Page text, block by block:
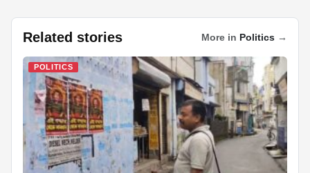
c
e
b
o
o
k
at
s
A
p
p
k
e
dI
n
e
p
c
h
at
er
e
st
d
di
t
ar
Related stories More in Politics →
POLITICS